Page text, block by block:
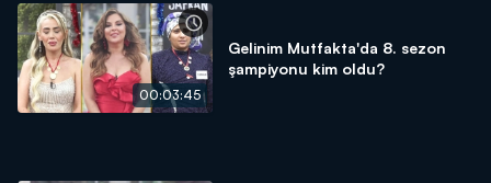
00:03:45
Gelinim Mutfakta'da 8. sezon
şampiyonu kim oldu?